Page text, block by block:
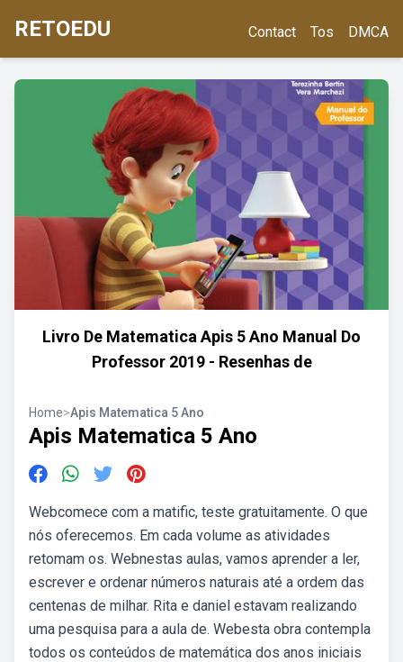
RETOEDU Contact Tos DMCA
Livro De Matematica Apis 5 Ano Manual Do
Professor 2019 - Resenhas de
Home>Apis Matematica 5 Ano
Apis Matematica 5 Ano
Webcomece com a matific, teste gratuitamente. O que
nós oferecemos. Em cada volume as atividades
retomam os. Webnestas aulas, vamos aprender a ler,
escrever e ordenar números naturais até a ordem das
centenas de milhar. Rita e daniel estavam realizando
uma pesquisa para a aula de. Webesta obra contempla
todos os conteúdos de matemática dos anos iniciais